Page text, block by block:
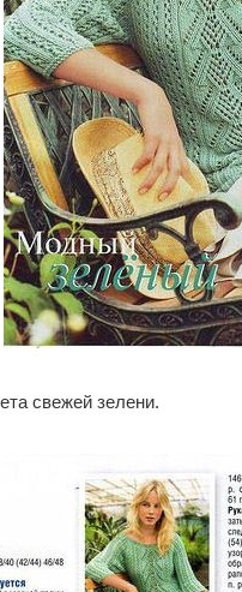
свежей зелени.